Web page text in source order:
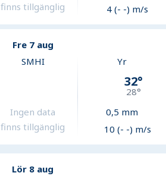
finns tillgänglig
4 (- -) m/s
Fre 7 aug
SMHI
Ingen data
finns tillgänglig
Yr
32°
28°
0,5 mm
10 (- -) m/s
Lör 8 aug